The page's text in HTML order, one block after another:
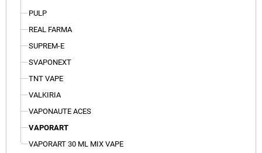
PULP
REAL FARMA
SUPREM-E
SVAPONEXT
TNT VAPE
VALKIRIA
VAPONAUTE ACES
VAPORART
VAPORART 30 ML MIX VAPE